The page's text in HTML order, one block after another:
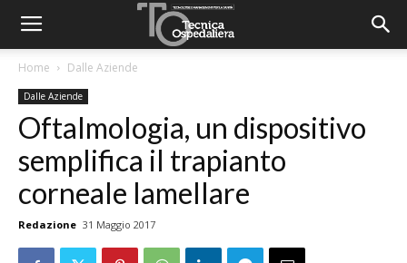
Home Dalle Aziende
Dalle Aziende
Oftalmologia, un dispositivo
semplifica il trapianto
corneale lamellare
Redazione 31 Maggio 2017